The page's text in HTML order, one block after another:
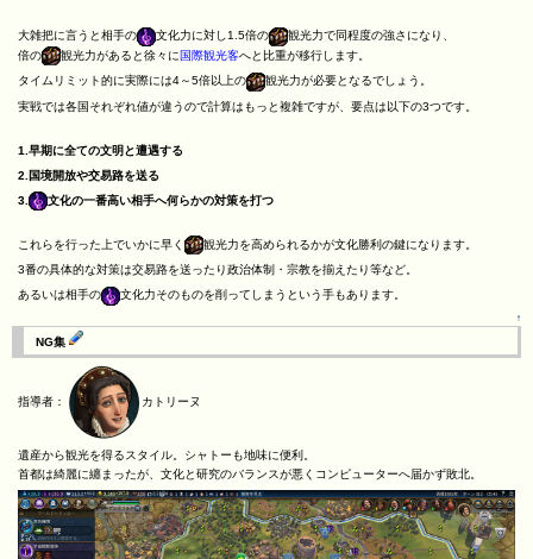
大雑把に言うと相手の 文化力に対し1.5倍の
観光力で同程度の強さになり、
倍の
観光力があると徐々に国際観光客へと比重が移行します。
タイムリミット的に実際には4～5倍以上の
観光力が必要となるでしょう。
実戦では各国それぞれ値が違うので計算はもっと複雑ですが、要点は以下の3つです。
1.早期に全ての文明と遭遇する
2.国境開放や交易路を送る
3.
文化の一番高い相手へ何らかの対策を打つ
これらを行った上でいかに早く
観光力を高められるかが文化勝利の鍵になります。
3番の具体的な対策は交易路を送ったり政治体制・宗教を揃えたり等など。
あるいは相手の
文化力そのものを削ってしまうという手もあります。
↑
NG集
指導者： カトリーヌ
遺産から観光を得るスタイル。シャトーも地味に便利。
首都は綺麗に纏まったが、文化と研究のバランスが悪くコンピューターへ届かず敗北。